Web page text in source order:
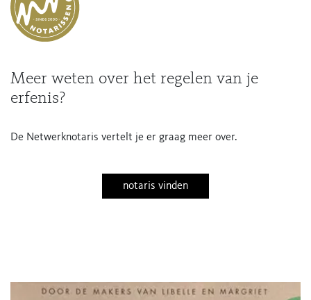
Meer weten over het regelen van je
erfenis?
De Netwerknotaris vertelt je er graag meer over.
notaris vinden